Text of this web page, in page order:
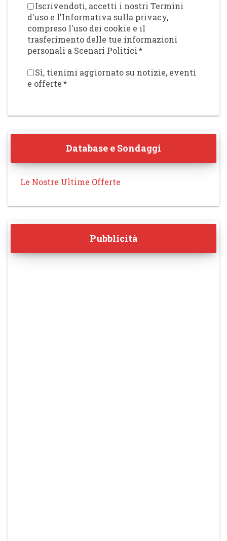
Iscrivendoti, accetti i nostri Termini
d'uso e l'Informativa sulla privacy,
compreso l'uso dei cookie e il
trasferimento delle tue informazioni
personali a Scenari Politici*
Sì, tienimi aggiornato su notizie, eventi
e offerte*
Database e Sondaggi
Le Nostre Ultime Offerte
Pubblicità